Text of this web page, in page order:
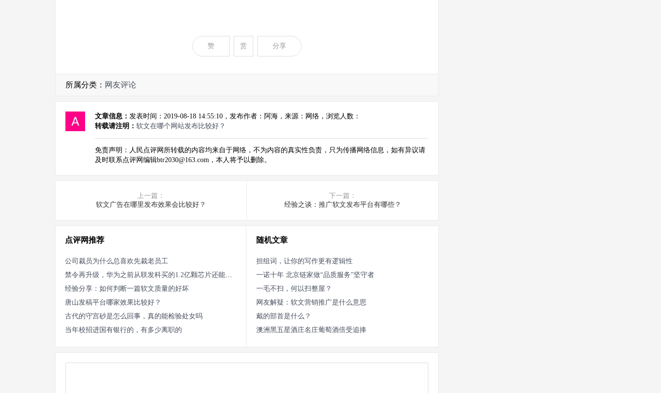
赞 赏 分享
所属分类： 网友评论
文章信息： 发表时间：2019-08-18 14:55:10，发布作者：阿海，来源：网络，浏览人数：
转载请注明： 软文在哪个网站发布比较好？
免责声明：人民点评网所转载的内容均来自于网络，不为内容的真实性负责，只为传播网络信息，如有异议请
及时联系点评网编辑btr2030@163.com，本人将予以删除。
上一篇：
软文广告在哪里发布效果会比较好？
下一篇：
经验之谈：推广软文发布平台有哪些？
点评网推荐
公司裁员为什么总喜欢先裁老员工
禁令再升级，华为之前从联发科买的1.2亿颗芯片还能到货吗
经验分享：如何判断一篇软文质量的好坏
唐山发稿平台哪家效果比较好？
古代的守宫砂是怎么回事，真的能检验处女吗
当年校招进国有银行的，有多少离职的
随机文章
担组词，让你的写作更有逻辑性
一诺十年 北京链家做“品质服务”坚守者
一毛不扫，何以扫整屋？
网友解疑：软文营销推广是什么意思
戴的部首是什么？
澳洲黑五星酒庄名庄葡萄酒倍受追捧